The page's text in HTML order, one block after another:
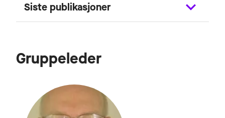
Siste publikasjoner
Gruppeleder